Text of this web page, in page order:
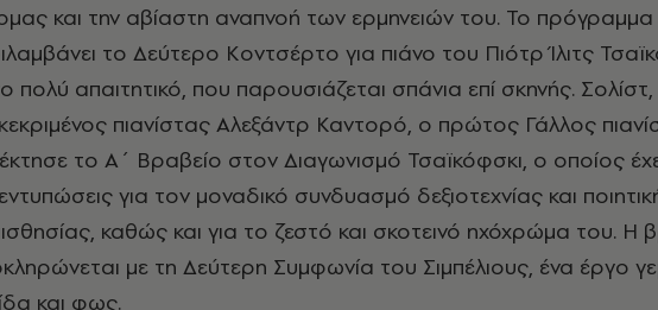
και την αβίαστη αναπνοή των ερμηνειών του. Το πρόγραμμα
το Δεύτερο Κοντσέρτο για πιάνο του Πιότρ Ίλιτς
πολύ απαιτητικό, που παρουσιάζεται σπάνια επί σκηνής.
πιανίστας Αλεξάντρ Καντορό, ο πρώτος Γάλλος
το Α΄ Βραβείο στον Διαγωνισμό Τσαϊκόφσκι, ο οποίος
για τον μοναδικό συνδυασμό δεξιοτεχνίας και
καθώς και για το ζεστό και σκοτεινό ηχόχρώμα του. Η
με τη Δεύτερη Συμφωνία του Σιμπέλιους, ένα έργο
και φως.